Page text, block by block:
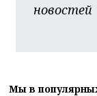
новостей
Мы в